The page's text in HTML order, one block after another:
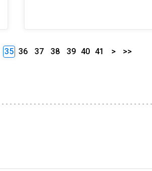
35 36 37 38 39 40 41 > >>